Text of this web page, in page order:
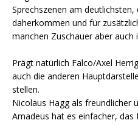
Sprechszenen am
daherkommen und für
manchen Zuschauer aber
Prägt natürlich Falco/Axel
auch die anderen
stellen.
Nicolaus Hagg als freundlicher
Amadeus hat es einfacher, das